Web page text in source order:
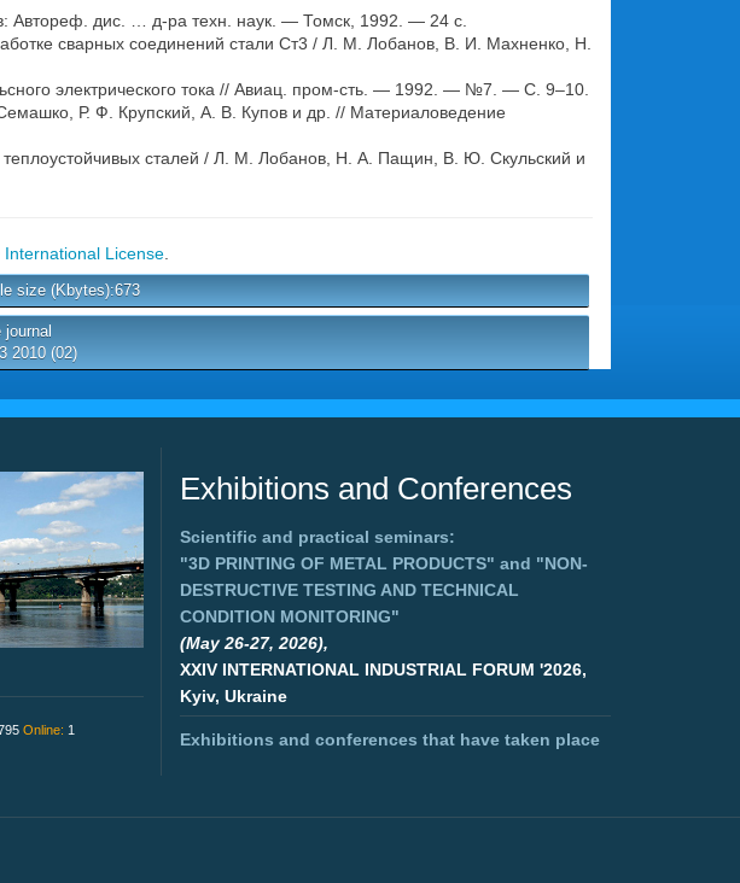
Автореф. дис. … д-ра техн. наук. — Томск, 1992. — 24 с.
сварных соединений стали Ст3 / Л. М. Лобанов, В. И. Махненко, Н.
электрического тока // Авиац. пром-сть. — 1992. — №7. — С. 9–10.
Р. Ф. Крупский, А. В. Купов и др. // Материаловедение
сталей / Л. М. Лобанов, Н. А. Пащин, В. Ю. Скульский и
License
size (Kbytes):673
2010 (02)
Online: 1
Exhibitions and Conferences
Scientific and practical seminars:
"3D PRINTING OF METAL PRODUCTS" and "NON-
DESTRUCTIVE TESTING AND TECHNICAL
CONDITION MONITORING"
(May 26-27, 2026),
XXIV INTERNATIONAL INDUSTRIAL FORUM '2026,
Kyiv, Ukraine
Exhibitions and conferences that have taken place